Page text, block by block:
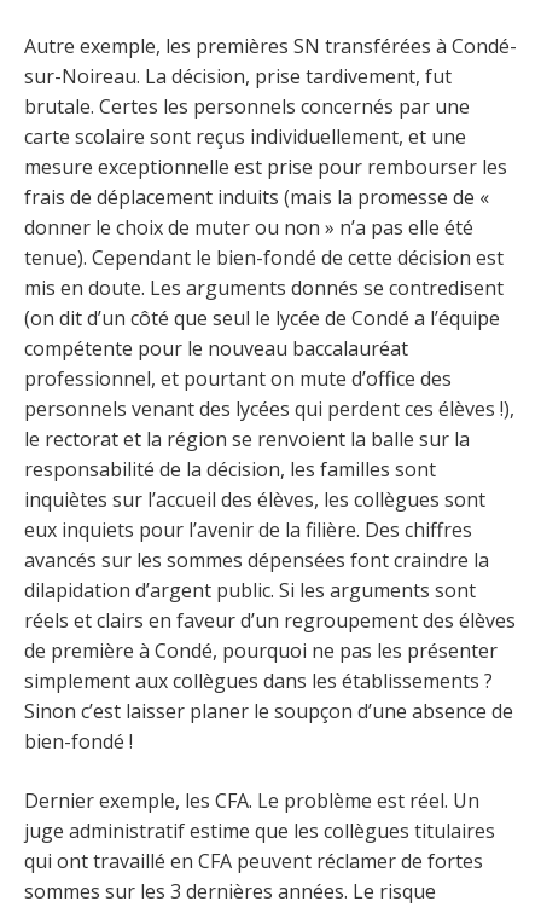
Autre exemple, les premières SN transférées à Condé-
sur-Noireau. La décision, prise tardivement, fut
brutale. Certes les personnels concernés par une
carte scolaire sont reçus individuellement, et une
mesure exceptionnelle est prise pour rembourser les
frais de déplacement induits (mais la promesse de «
donner le choix de muter ou non » n’a pas elle été
tenue). Cependant le bien-fondé de cette décision est
mis en doute. Les arguments donnés se contredisent
(on dit d’un côté que seul le lycée de Condé a l’équipe
compétente pour le nouveau baccalauréat
professionnel, et pourtant on mute d’office des
personnels venant des lycées qui perdent ces élèves !),
le rectorat et la région se renvoient la balle sur la
responsabilité de la décision, les familles sont
inquiètes sur l’accueil des élèves, les collègues sont
eux inquiets pour l’avenir de la filière. Des chiffres
avancés sur les sommes dépensées font craindre la
dilapidation d’argent public. Si les arguments sont
réels et clairs en faveur d’un regroupement des élèves
de première à Condé, pourquoi ne pas les présenter
simplement aux collègues dans les établissements ?
Sinon c’est laisser planer le soupçon d’une absence de
bien-fondé !
Dernier exemple, les CFA. Le problème est réel. Un
juge administratif estime que les collègues titulaires
qui ont travaillé en CFA peuvent réclamer de fortes
sommes sur les 3 dernières années. Le risque